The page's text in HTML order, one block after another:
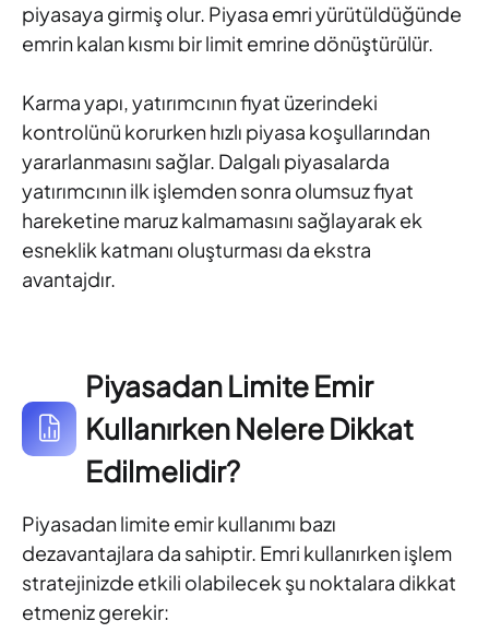
piyasaya girmiş olur. Piyasa emri yürütüldüğünde
emrin kalan kısmı bir limit emrine dönüştürülür.
Karma yapı, yatırımcının fiyat üzerindeki
kontrolünü korurken hızlı piyasa koşullarından
yararlanmasını sağlar. Dalgalı piyasalarda
yatırımcının ilk işlemden sonra olumsuz fiyat
hareketine maruz kalmamasını sağlayarak ek
esneklik katmanı oluşturması da ekstra
avantajdır.
Piyasadan Limite Emir
Kullanırken Nelere Dikkat
Edilmelidir?
Piyasadan limite emir kullanımı bazı
dezavantajlara da sahiptir. Emri kullanırken işlem
stratejinizde etkili olabilecek şu noktalara dikkat
etmeniz gerekir: